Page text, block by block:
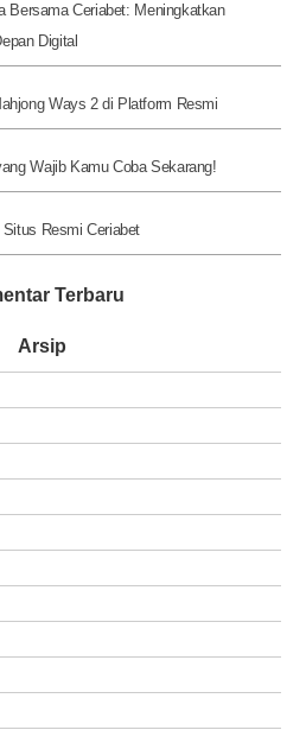
Bersama Ceriabet: Meningkatkan
Digital
Ways 2 di Platform Resmi
Wajib Kamu Coba Sekarang!
Resmi Ceriabet
Terbaru
Arsip